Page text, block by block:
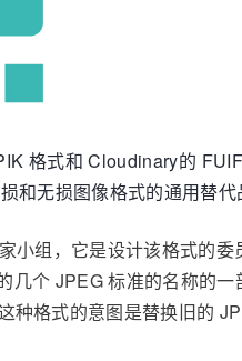
格式和 Cloudinary的
和无损图像格式的通用替代
小组，它是设计该格式的委
几个 JPEG 标准的名称的
种格式的意图是替换旧的